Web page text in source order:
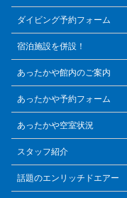
ダイビング予約フォーム
宿泊施設を併設！
あったかや館内のご案内
あったかや予約フォーム
あったかや空室状況
スタッフ紹介
話題のエンリッチドエアー